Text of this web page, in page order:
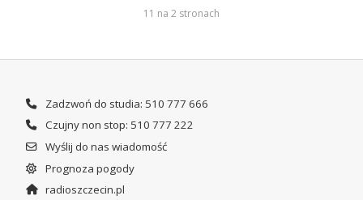
11 na 2 stronach
Zadzwoń do studia: 510 777 666
Czujny non stop: 510 777 222
Wyślij do nas wiadomość
Prognoza pogody
radioszczecin.pl